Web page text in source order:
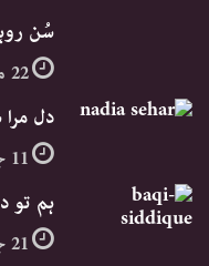
سُن
22 مئی, 2020
دل
11 جولائی, 2021
ہم تو
21 جون, 2020